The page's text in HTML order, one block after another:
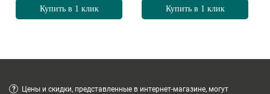
Купить в 1 клик Купить в 1 клик
?
Цены и скидки, представленные в интернет-магазине, могут